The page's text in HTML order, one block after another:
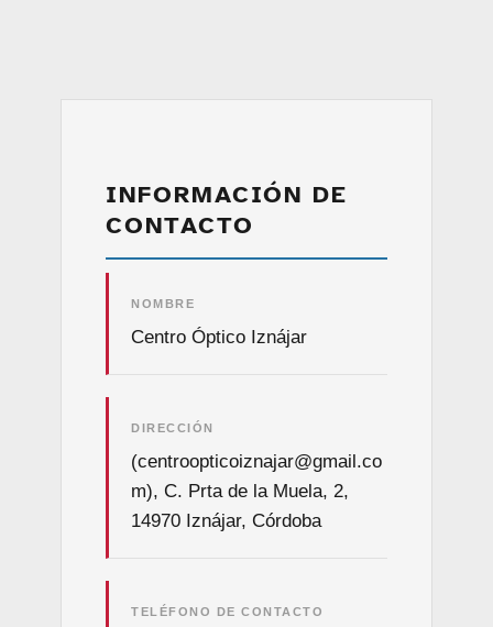
INFORMACIÓN DE
CONTACTO
NOMBRE
Centro Óptico Iznájar
DIRECCIÓN
(centroopticoiznajar@gmail.co
m), C. Prta de la Muela, 2,
14970 Iznájar, Córdoba
TELÉFONO DE CONTACTO